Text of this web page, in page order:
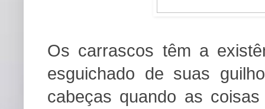
Os carrascos têm a
esguichado de suas
cabeças quando as